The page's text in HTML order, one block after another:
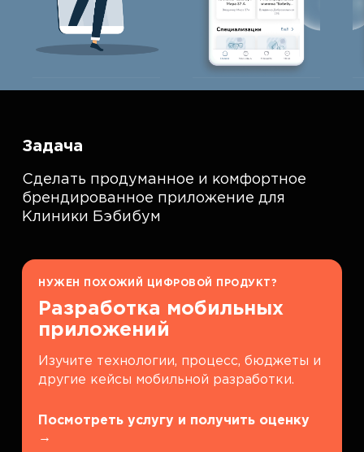
Задача
Сделать продуманное и комфортное
брендированное приложение для
Клиники Бэбибум
НУЖЕН ПОХОЖИЙ ЦИФРОВОЙ ПРОДУКТ?
Разработка мобильных
приложений
Изучите технологии, процесс, бюджеты и
другие кейсы мобильной разработки.
Посмотреть услугу и получить оценку
→